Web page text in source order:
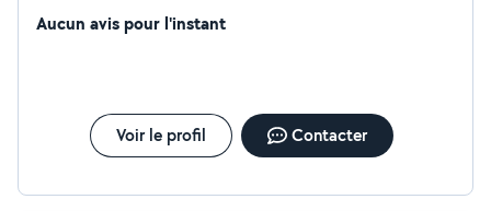
sécurité. Respectueux des normes en matière de
Aucun avis pour l'instant
Voir le profil Contacter